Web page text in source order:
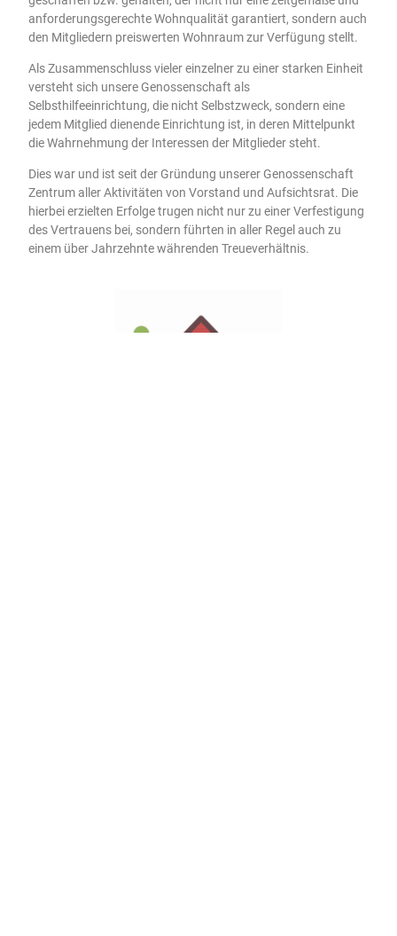
anforderungsgerechte Wohnqualität garantiert, sondern auch
den Mitgliedern preiswerten Wohnraum zur Verfügung stellt.
Als Zusammenschluss vieler einzelner zu einer starken Einheit
versteht sich unsere Genossenschaft als
Selbsthilfeeinrichtung, die nicht Selbstzweck, sondern eine
jedem Mitglied dienende Einrichtung ist, in deren Mittelpunkt
die Wahrnehmung der Interessen der Mitglieder steht.
Dies war und ist seit der Gründung unserer Genossenschaft
Zentrum aller Aktivitäten von Vorstand und Aufsichtsrat. Die
hierbei erzielten Erfolge trugen nicht nur zu einer Verfestigung
des Vertrauens bei, sondern führten in aller Regel auch zu
einem über Jahrzehnte währenden Treueverhältnis.